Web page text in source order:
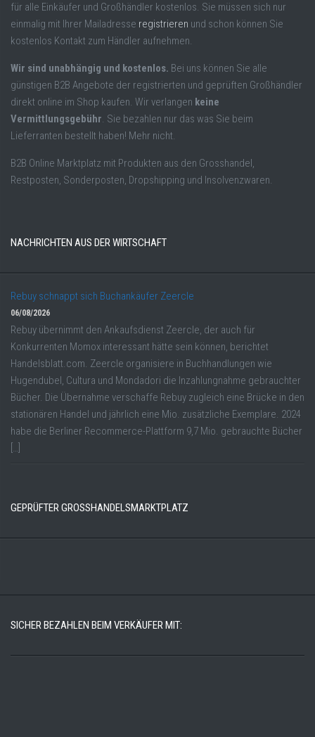
für alle Einkäufer und Großhändler kostenlos. Sie müssen sich nur
einmalig mit Ihrer Mailadresse registrieren und schon können Sie
kostenlos Kontakt zum Händler aufnehmen.
Wir sind unabhängig und kostenlos. Bei uns können Sie alle
günstigen B2B Angebote der registrierten und geprüften Großhändler
direkt online im Shop kaufen. Wir verlangen keine
Vermittlungsgebühr. Sie bezahlen nur das was Sie beim
Lieferranten bestellt haben! Mehr nicht.
B2B Online Marktplatz mit Produkten aus den Grosshandel,
Restposten, Sonderposten, Dropshipping und Insolvenzwaren.
NACHRICHTEN AUS DER WIRTSCHAFT
Rebuy schnappt sich Buchankäufer Zeercle
06/08/2026
Rebuy übernimmt den Ankaufsdienst Zeercle, der auch für
Konkurrenten Momox interessant hätte sein können, berichtet
Handelsblatt.com. Zeercle organisiere in Buchhandlungen wie
Hugendubel, Cultura und Mondadori die Inzahlungnahme gebrauchter
Bücher. Die Übernahme verschaffe Rebuy zugleich eine Brücke in den
stationären Handel und jährlich eine Mio. zusätzliche Exemplare. 2024
habe die Berliner Recommerce-Plattform 9,7 Mio. gebrauchte Bücher
[…]
GEPRÜFTER GROSSHANDELSMARKTPLATZ
SICHER BEZAHLEN BEIM VERKÄUFER MIT: